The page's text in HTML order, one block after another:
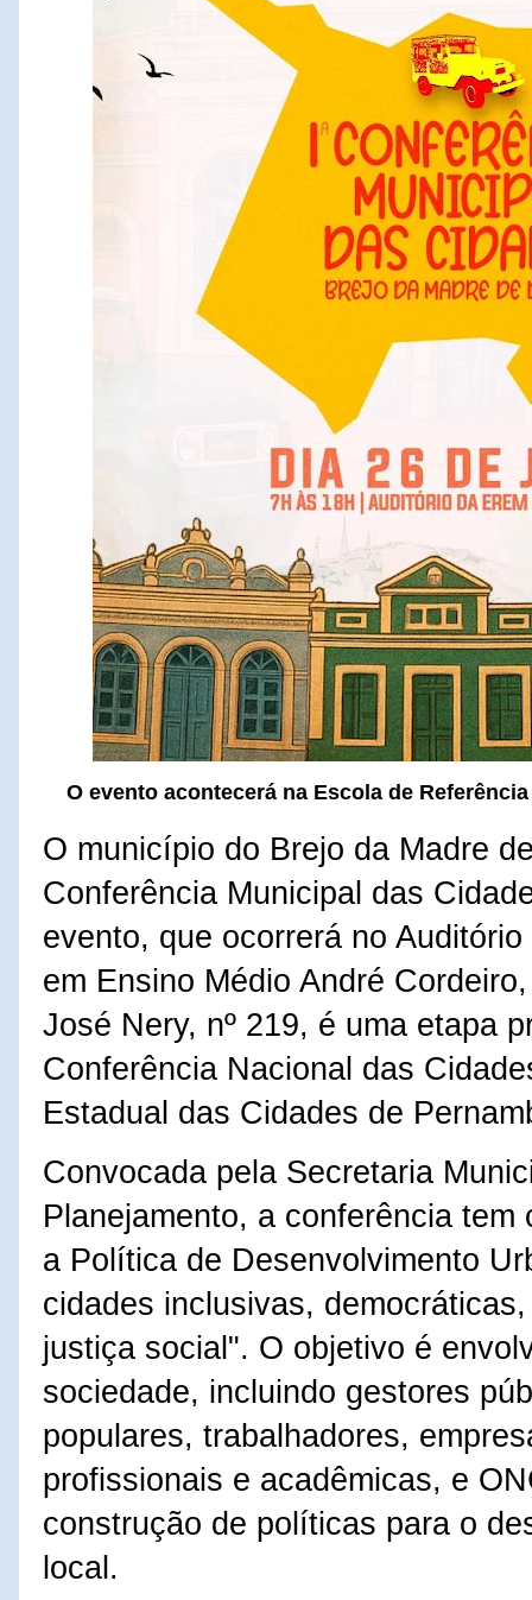
O evento acontecerá na Escola de
O município do Brejo da Madre
Conferência Municipal das
evento, que ocorrerá no
em Ensino Médio André
José Nery, nº 219, é uma etapa
Conferência Nacional das
Estadual das Cidades de
Convocada pela Secretaria
Planejamento, a conferência tem
a Política de Desenvolvimento
cidades inclusivas,
justiça social". O objetivo é
sociedade, incluindo gestores
populares, trabalhadores,
profissionais e acadêmicas, e
construção de políticas para o
local.